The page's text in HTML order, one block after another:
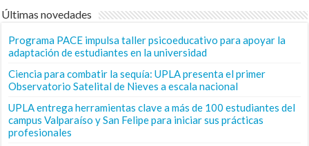
Últimas novedades
Programa PACE impulsa taller psicoeducativo para apoyar la
adaptación de estudiantes en la universidad
Ciencia para combatir la sequía: UPLA presenta el primer
Observatorio Satelital de Nieves a escala nacional
UPLA entrega herramientas clave a más de 100 estudiantes del
campus Valparaíso y San Felipe para iniciar sus prácticas
profesionales